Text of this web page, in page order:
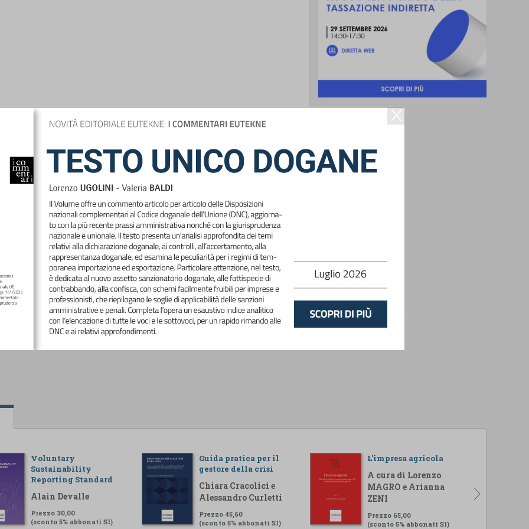
Voluntary
Sustainability
Reporting Standard
Alain Devalle
Prezzo 30,00
(sconto 5% abbonati SI)
Guida pratica per il
gestore della crisi
Chiara Cracolici e
Alessandro Curletti
Prezzo 45,60
(sconto 5% abbonati SI)
L'impresa agricola
A cura di Lorenzo
MAGRO e Arianna
ZENI
Prezzo 65,00
(sconto 5% abbonati SI)